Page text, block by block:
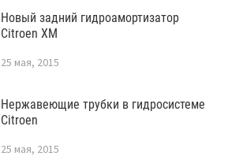
Новый задний гидроамортизатор
Citroen XM
25 мая, 2015
Нержавеющие трубки в гидросистеме
Citroen
25 мая, 2015